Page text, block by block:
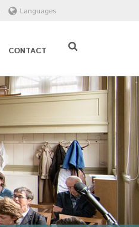
Languages
CONTACT